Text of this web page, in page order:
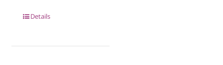
Details